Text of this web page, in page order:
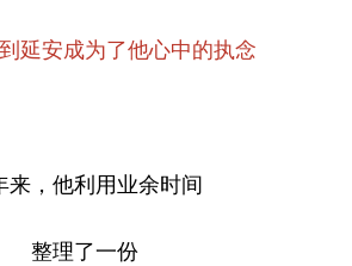
延安成为了他心中的执念
来，他利用业余时间
整理了一份